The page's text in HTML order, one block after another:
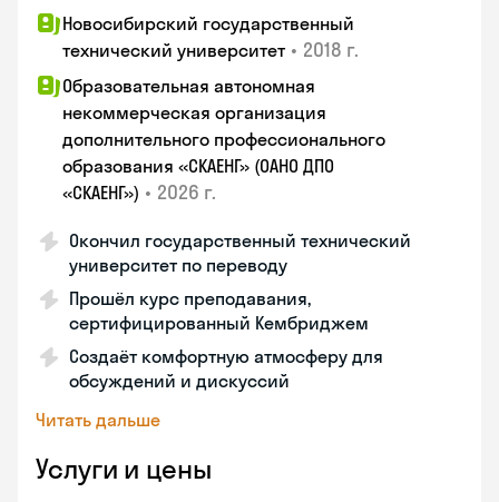
Новосибирский государственный
технический университет • 2018 г.
Образовательная автономная
некоммерческая организация
дополнительного профессионального
образования «СКАЕНГ» (ОАНО ДПО
«СКАЕНГ») • 2026 г.
Окончил государственный технический
университет по переводу
Прошёл курс преподавания,
сертифицированный Кембриджем
Создаёт комфортную атмосферу для
обсуждений и дискуссий
Читать дальше
Услуги и цены